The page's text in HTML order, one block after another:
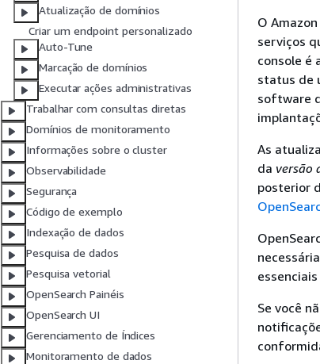
Atualização de domínios
Criar um endpoint personalizado
Auto-Tune
Marcação de domínios
Executar ações administrativas
Trabalhar com consultas diretas
Domínios de monitoramento
Informações sobre o cluster
Observabilidade
Segurança
Código de exemplo
Indexação de dados
Pesquisa de dados
Pesquisa vetorial
OpenSearch Painéis
OpenSearch UI
Gerenciamento de Índices
Monitoramento de dados
O
serviços
console é
status de
software
As
da versão
posterior
Se você